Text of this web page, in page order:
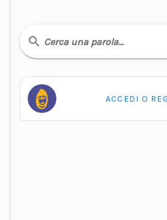
Cerca una parola…
ACCEDI O